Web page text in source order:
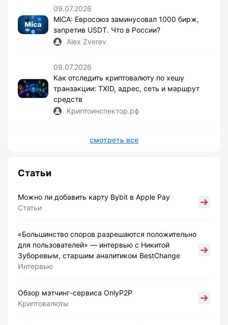
09.07.2026
MiCA: Евросоюз заминусовал 1000 бирж,
запретив USDT. Что в России?
Alex Zverev
09.07.2026
Как отследить криптовалюту по хешу
транзакции: TXID, адрес, сеть и маршрут
средств
Криптоинспектор.рф
смотреть все
Статьи
Можно ли добавить карту Bybit в Apple Pay
Статьи
«Большинство споров разрешаются положительно
для пользователей» — интервью с Никитой
Зуборевым, старшим аналитиком BestChange
Интервью
Обзор мэтчинг-сервиса OnlyP2P
Криптовалюты